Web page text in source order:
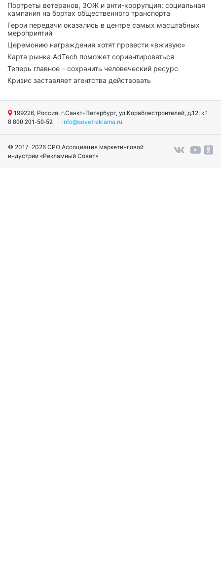
Портреты ветеранов, ЗОЖ и анти-коррупция: социальная
кампания на бортах общественного транспорта
Герои передачи оказались в центре самых масштабных
мероприятий
Церемонию награждения хотят провести «вживую»
Карта рынка AdTech поможет сориентироваться
Теперь главное – сохранить человеческий ресурс
Кризис заставляет агентства действовать
199226, Россия, г.Санкт-Петербург, ул.Кораблестроителей, д.12, к.1
8 800 201-50-52 info@sovetreklama.ru
© 2017-2026 СРО Ассоциация маркетинговой
индустрии «Рекламный Совет»